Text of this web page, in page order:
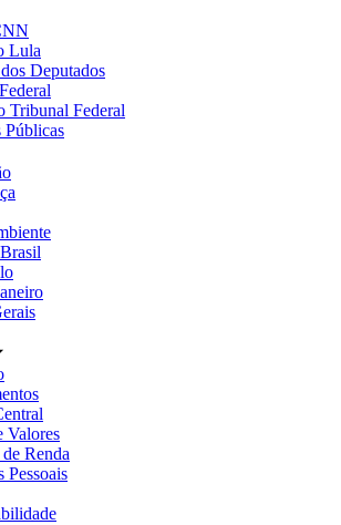
Lula
Deputados
Tribunal Federal
Públicas
Valores
Renda
Pessoais